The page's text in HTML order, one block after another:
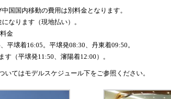
国国内移動の費用は別料金となります。
なります（現地払い）。
金
平壌着16:05。平壌発08:30、丹東着09:50。
（平壌発11:50、瀋陽着12:00）。
てはモデルスケジュール下をご参照ください。